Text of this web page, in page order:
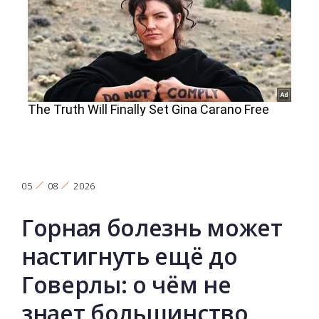
05 08 2026
Горная болезнь может
настигнуть ещё до
Говерлы: о чём не